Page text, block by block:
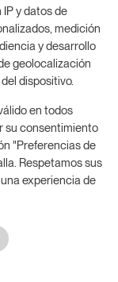
tu prueba
y datos de
medición
y desarrollo
geolocalización
dispositivo.
en todos
su consentimiento
"Preferencias de
Respetamos sus
experiencia de